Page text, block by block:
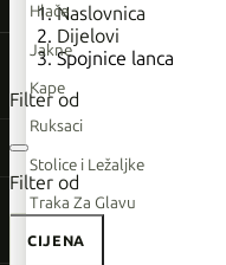
Giant
Orbea
Liv
Shimano
Wahoo
Hlače
Jakne
Kape
Ruksaci
Stolice i Ležaljke
Traka Za Glavu
Naslovnica
Dijelovi
Spojnice lanca
Filter od
Filter od
CIJENA